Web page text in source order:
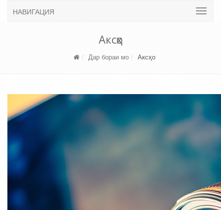
НАВИГАЦИЯ
Аксҳо
Дар бораи мо Аксҳо